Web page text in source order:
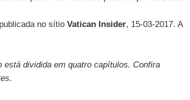
no sítio Vatican Insider, 15-03-2017. A
está dividida em quatro capítulos. Confira